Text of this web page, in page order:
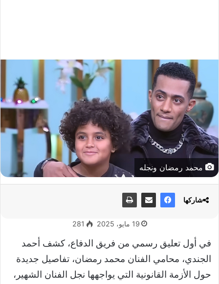
محمد رمضان ونجله
19 مايو، 2025 281
في أول تعليق رسمي من فريق الدفاع، كشف أحمد
الجندي، محامي الفنان محمد رمضان، تفاصيل جديدة
حول الأزمة القانونية التي يواجهها نجل الفنان الشهير،
شاركها